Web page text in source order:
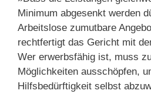
Minimum abgesenkt werden
Arbeitslose zumutbare
rechtfertigt das Gericht mit
Wer erwerbsfähig ist, muss
Möglichkeiten ausschöpfen,
Hilfsbedürftigkeit selbst